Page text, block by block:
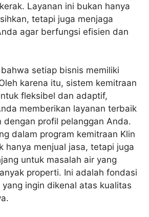
Layanan ini bukan hanya
tetapi juga menjaga
agar berfungsi efisien dan
setiap bisnis memiliki
karena itu, sistem kemitraan
fleksibel dan adaptif,
memberikan layanan terbaik
dengan profil pelanggan Anda.
dalam program kemitraan Klin
hanya menjual jasa, tetapi juga
untuk masalah air yang
properti. Ini adalah fondasi
ingin dikenal atas kualitas